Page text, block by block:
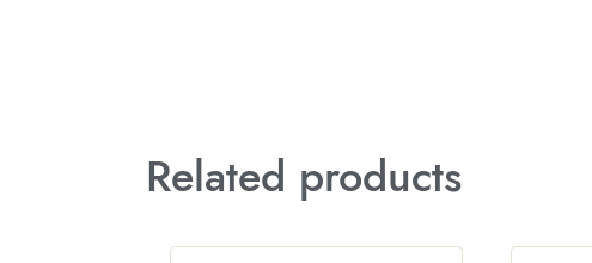
Related products